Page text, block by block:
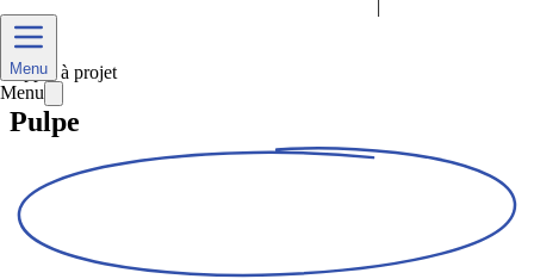
Menu
Menu
2026
Appel à projet
Pulpe